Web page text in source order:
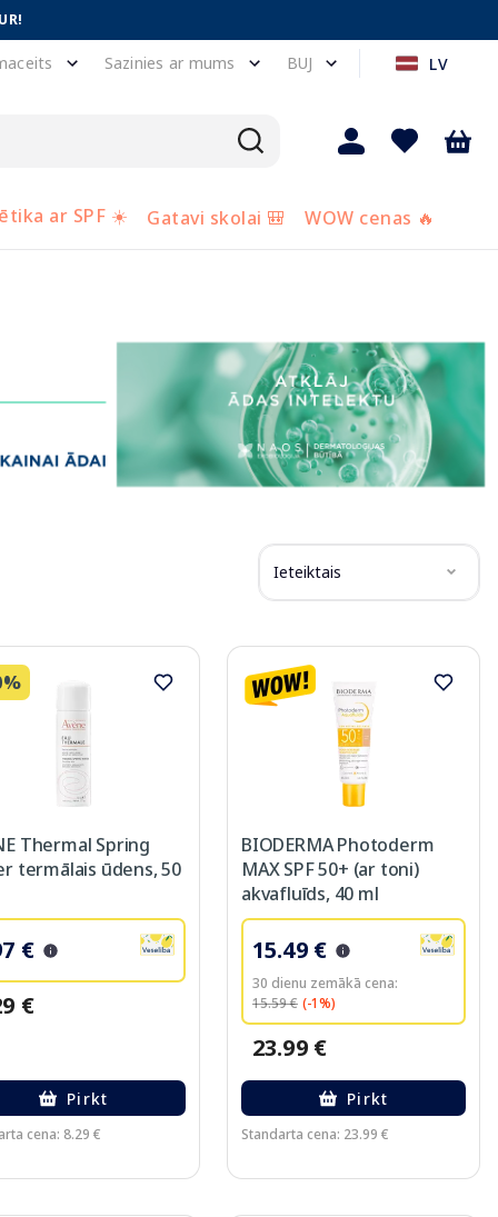
Sazinies ar mums BUJ LV
ar SPF ☀️ Gatavi skolai 🎒 WOW cenas 🔥
Ieteiktais
Thermal Spring
termālais ūdens, 50
€
€
Pirkt
cena: 8.29 €
BIODERMA Photoderm
MAX SPF 50+ (ar toni)
akvafluīds, 40 ml
15.49 €
30 dienu zemākā cena:
15.59 € (-1%)
23.99 €
Pirkt
Standarta cena: 23.99 €